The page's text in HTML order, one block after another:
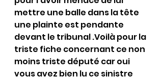
mettre une balle dans la tête
une plainte est pendante
devant le tribunal .Voilà pour la
triste fiche concernant ce non
moins triste député car oui
vous avez bien lu ce sinistre